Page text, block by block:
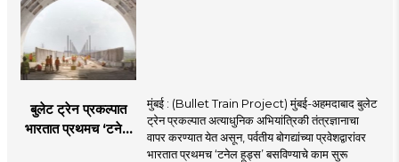
बुलेट ट्रेन प्रकल्पात
भारतात प्रथमच ‘टनेल
मुंबई : (Bullet Train Project) मुंबई-अहमदाबाद बुलेट
ट्रेन प्रकल्पात अत्याधुनिक अभियांत्रिकी तंत्रज्ञानाचा
वापर करण्यात येत असून, पर्वतीय बोगद्यांच्या प्रवेशद्वारांवर
भारतात प्रथमच ‘टनेल हूड्स’ बसविण्याचे काम सुरू